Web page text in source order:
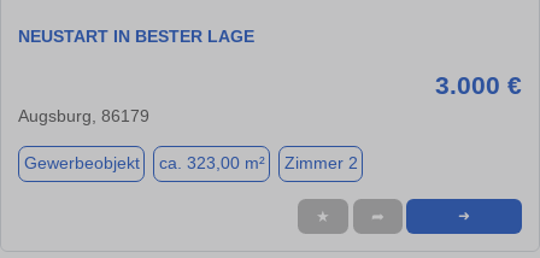
NEUSTART IN BESTER LAGE
3.000 €
Augsburg, 86179
Gewerbeobjekt ca. 323,00 m² Zimmer 2
★ ➦ ➜